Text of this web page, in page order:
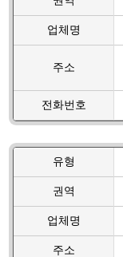
업체명
주소
전화번호
유형
권역
업체명
주소